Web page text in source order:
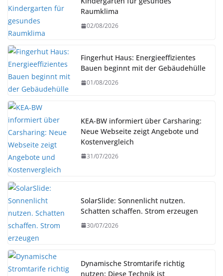
Raumklima
02/08/2026
Fingerhut Haus: Energieeffizientes
Bauen beginnt mit der Gebäudehülle
01/08/2026
KEA-BW informiert über Carsharing:
Neue Webseite zeigt Angebote und
Kostenvergleich
31/07/2026
SolarSlide: Sonnenlicht nutzen.
Schatten schaffen. Strom erzeugen
30/07/2026
Dynamische Stromtarife richtig
nutzen: Diese Technik ist